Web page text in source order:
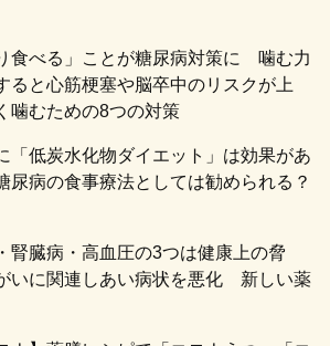
食べる」ことが糖尿病対策に 噛む力
ると心筋梗塞や脳卒中のリスクが上
むための8つの対策
「低炭水化物ダイエット」は効果があ
病の食事療法としては勧められる？
腎臓病・高血圧の3つは健康上の脅
いに関連しあい病状を悪化 新しい薬